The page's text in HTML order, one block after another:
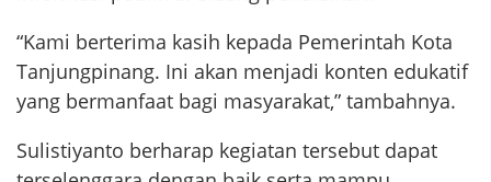
“Kami berterima kasih kepada Pemerintah Kota
Tanjungpinang. Ini akan menjadi konten edukatif
yang bermanfaat bagi masyarakat,” tambahnya.
Sulistiyanto berharap kegiatan tersebut dapat